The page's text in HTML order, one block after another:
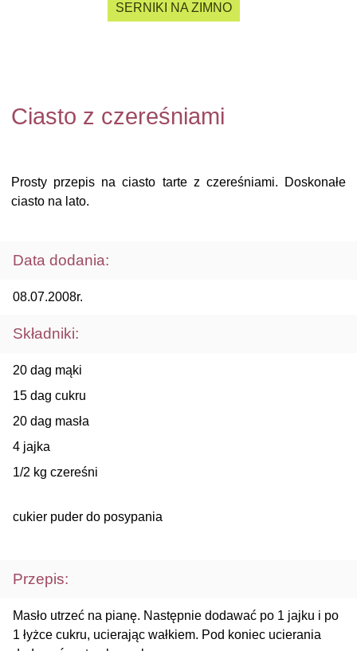
SERNIKI NA ZIMNO
Ciasto z czereśniami
Prosty przepis na ciasto tarte z czereśniami. Doskonałe
ciasto na lato.
Data dodania:
08.07.2008r.
Składniki:
20 dag mąki
15 dag cukru
20 dag masła
4 jajka
1/2 kg czereśni
cukier puder do posypania
Przepis:
Masło utrzeć na pianę. Następnie dodawać po 1 jajku i po
1 łyżce cukru, ucierając wałkiem. Pod koniec ucierania